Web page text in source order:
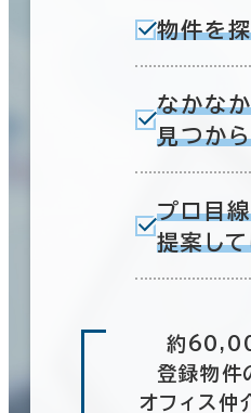
物件を
なかな
見つか
プロ目
提案し
約
登録物件
オフィス仲